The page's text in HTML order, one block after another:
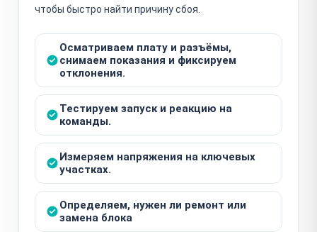
чтобы быстро найти причину сбоя.
Осматриваем плату и разъёмы,
снимаем показания и фиксируем
отклонения.
Тестируем запуск и реакцию на
команды.
Измеряем напряжения на ключевых
участках.
Определяем, нужен ли ремонт или
замена блока